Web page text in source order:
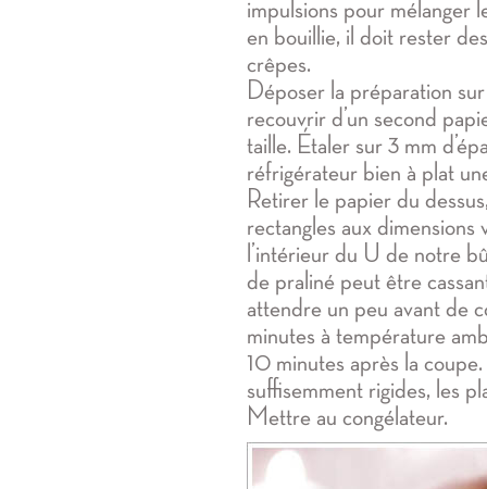
impulsions pour mélanger
en bouillie, il doit rester
crêpes.
Déposer la préparation
recouvrir d’un second
taille. Étaler sur 3 mm
réfrigérateur bien à plat
Retirer le papier du
rectangles aux
l’intérieur du U de notre
de praliné peut être
attendre un peu avant de
minutes à température
10 minutes après la
suffisemment rigides, les
Mettre au congélateur.